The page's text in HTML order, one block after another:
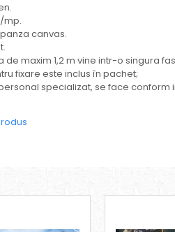
mp.
canvas.
de maxim 1,2 m vine intr-o singura
fixare este inclus în pachet;
specializat, se face conform